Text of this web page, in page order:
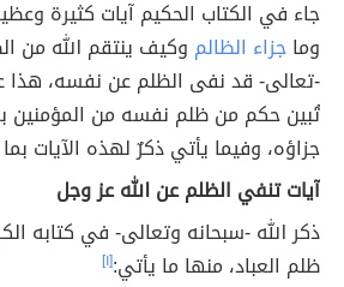
جاء في الكتاب الحكيم آيات كثيرة
وماجزاء الظالم وكيف ينتقم الله من
-تعالى- قد نفى الظلم عن نفسه، هذا
تُبين حكم من ظلم نفسه من المؤمنين
جزاؤه، وفيما يأتي ذكرٌ لهذه الآيات
آيات تنفي الظلم عن الله عز وجل
ذكر الله -سبحانه وتعالى- في كتابه
ظلم العباد، منها ما يأتي:[١]